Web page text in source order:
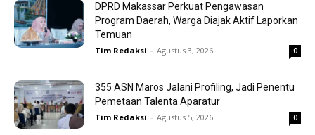
DPRD Makassar Perkuat Pengawasan
Program Daerah, Warga Diajak Aktif Laporkan
Temuan
Tim Redaksi - Agustus 3, 2026 0
355 ASN Maros Jalani Profiling, Jadi Penentu
Pemetaan Talenta Aparatur
Tim Redaksi - Agustus 5, 2026 0